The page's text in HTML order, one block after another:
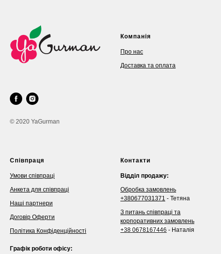
© 2020 YaGurman
Компанія
Про нас
Доставка та оплата
Співпраця
Умови співпраці
Анкета для співпраці
Наші партнери
Договір Оферти
Політика Конфіденційності
Графік роботи офісу:
Контакти
Відділ продажу:
Обробка замовлень
+380677031371 - Тетяна
З питань співпраці та
корпоративних замовлень
+38 0678167446 - Наталія